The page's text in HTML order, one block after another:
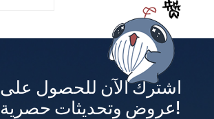
اشترك الآن للحصول على
عروض وتحديثات حصرية!